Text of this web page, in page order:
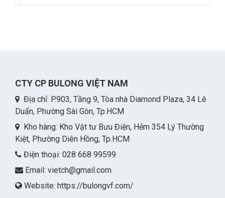
CTY CP BULONG VIỆT NAM
Địa chỉ: P.903, Tầng 9, Tòa nhà Diamond Plaza, 34 Lê
Duẩn, Phường Sài Gòn, Tp.HCM
Kho hàng: Kho Vật tư Bưu Điện, Hẻm 354 Lý Thường
Kiệt, Phường Diên Hồng, Tp.HCM
Điện thoại: 028 668 99599
Email: vietch@gmail.com
Website: https://bulongvf.com/